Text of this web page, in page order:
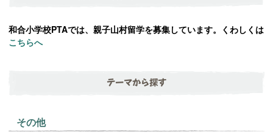
和合小学校PTAでは、親子山村留学を募集しています。くわしくは
こちらへ
テーマから探す
その他